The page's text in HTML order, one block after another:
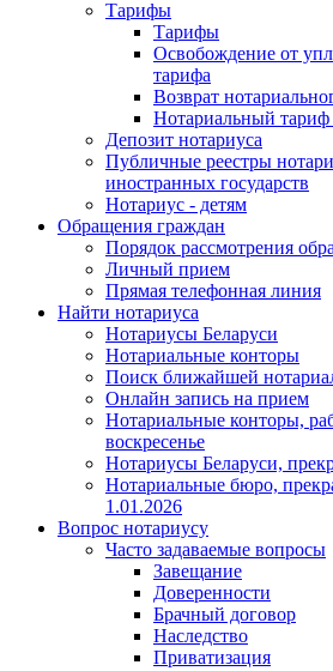
Тарифы
Тарифы
Освобождение от
тарифа
Возврат
Нотариальный
Депозит нотариуса
Публичные реестры
иностранных государств
Нотариус - детям
Обращения граждан
Порядок рассмотрения
Личный прием
Прямая телефонная линия
Найти нотариуса
Нотариусы Беларуси
Нотариальные конторы
Поиск ближайшей
Онлайн запись на прием
Нотариальные конторы,
воскресенье
Нотариусы Беларуси,
Нотариальные бюро,
1.01.2026
Вопрос нотариусу
Часто задаваемые вопросы
Завещание
Доверенности
Брачный договор
Наследство
Приватизация